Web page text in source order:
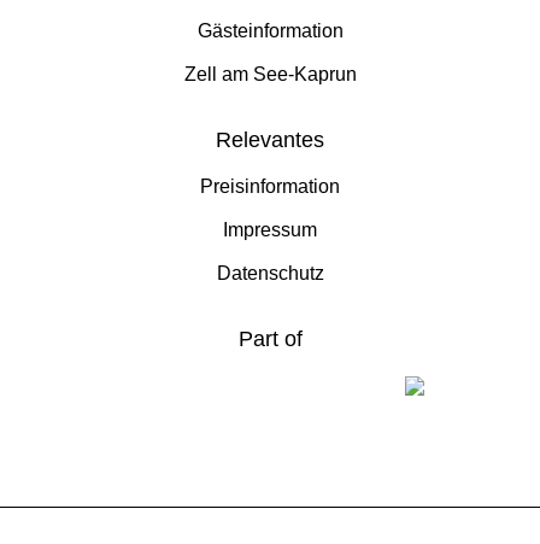
Gästeinformation
Zell am See-Kaprun
Relevantes
Preisinformation
Impressum
Datenschutz
Part of